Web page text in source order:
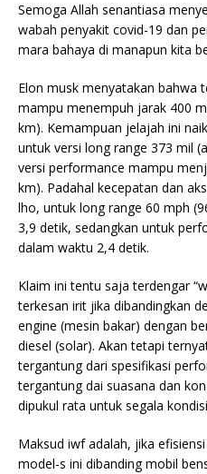
Semoga Allah senantiasa
wabah penyakit covid-19 dan
mara bahaya di manapun kita
Elon musk menyatakan bahwa
mampu menempuh jarak 400
km). Kemampuan jelajah ini
untuk versi long range 373 mil
versi performance mampu
km). Padahal kecepatan dan
lho, untuk long range 60 mph
3,9 detik, sedangkan untuk
dalam waktu 2,4 detik.
Klaim ini tentu saja terdengar
terkesan irit jika dibandingkan
engine (mesin bakar) dengan
diesel (solar). Akan tetapi
tergantung dari spesifikasi
tergantung dai suasana dan
dipukul rata untuk segala
Maksud iwf adalah, jika
model-s ini dibanding mobil